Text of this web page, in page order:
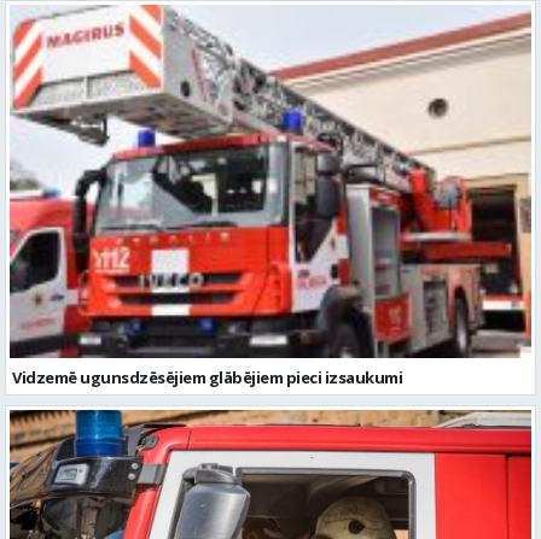
Vidzemē ugunsdzēsējiem glābējiem pieci izsaukumi